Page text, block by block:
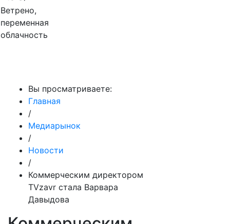
Ветрено,
переменная
облачность
Вы просматриваете:
Главная
/
Медиарынок
/
Новости
/
Коммерческим директором
TVzavr стала Варвара
Давыдова